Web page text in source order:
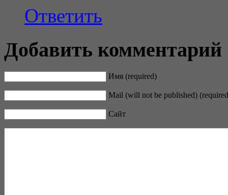
Ответить
Добавить комментарий
Имя (required)
Mail (will not be published)
Сайт